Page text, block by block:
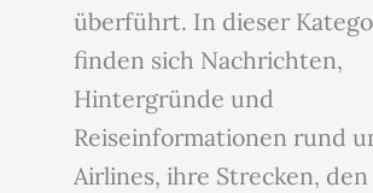
überführt. In dieser
finden sich Nachrichten,
Hintergründe und
Reiseinformationen rund
Airlines, ihre Strecken, den